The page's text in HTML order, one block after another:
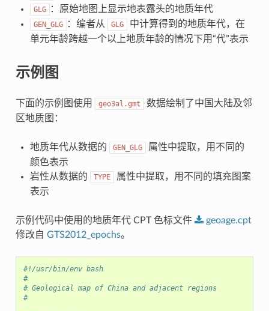
GLG ：原始地图上显示地表露头的地质年代
GEN_GLG ：编者从 GLG
中计算得到的地质年代，在
单元年龄跨越一个以上地质年龄的情况下用“代”表示
示例图
下面的示例图使用 geo3al.gmt
数据绘制了中国大陆及邻
区地质图：
地质年代从数据的 GEN_GLG
属性中提取，用不同的
颜色表示
岩性从数据的
TYPE
属性中提取，用不同的填充图案
表示
示例代码中使用的地质年代 CPT 色标文件
geoage.cpt
修改自 GTS2012_epochs。
#!/usr/bin/env bash
#
# Geological map of China and adjacent regions
#